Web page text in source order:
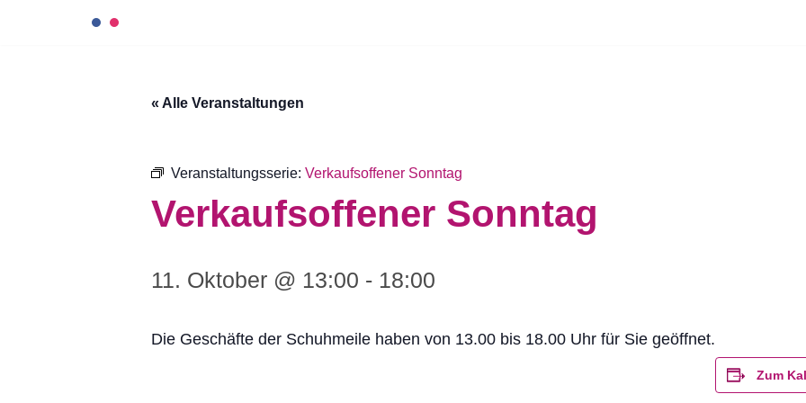
« Alle Veranstaltungen
Veranstaltungsserie: Verkaufsoffener Sonntag
Verkaufsoffener Sonntag
11. Oktober @ 13:00 - 18:00
Die Geschäfte der Schuhmeile haben von 13.00 bis 18.00 Uhr für Sie geöffnet.
Zum